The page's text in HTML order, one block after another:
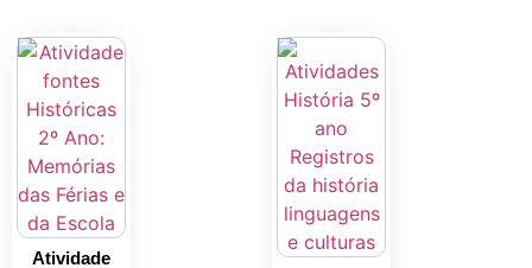
Atividade